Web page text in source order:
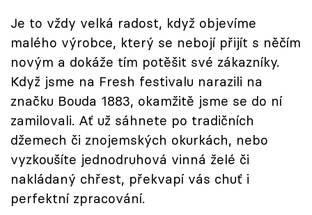
Sledujte prima+
Přihlášení
Je to vždy velká radost, když objevíme
malého výrobce, který se nebojí přijít s něčím
novým a dokáže tím potěšit své zákazníky.
Když jsme na Fresh festivalu narazili na
značku Bouda 1883, okamžitě jsme se do ní
zamilovali. Ať už sáhnete po tradičních
džemech či znojemských okurkách, nebo
vyzkoušíte jednodruhová vinná želé či
nakládaný chřest, překvapí vás chuť i
perfektní zpracování.